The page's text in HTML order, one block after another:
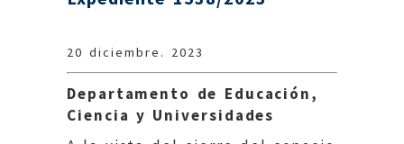
20 diciembre. 2023
Departamento de Educación,
Ciencia y Universidades